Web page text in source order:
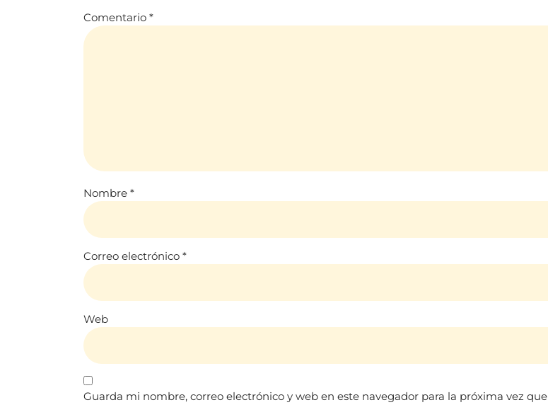
Comentario *
Nombre *
Correo electrónico *
Web
Guarda mi nombre, correo electrónico y web en este navegador para la próxima vez que